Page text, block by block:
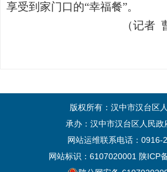
享受到家门口的“幸福餐”。
（记者
版权所有：汉中市汉台区
承办：汉中市汉台区人民政
网站运维联系电话：0916-
网站标识：6107020001 陕ICP